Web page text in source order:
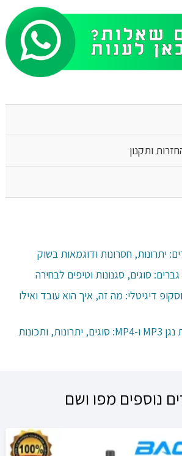
ותקנון
יתרונות, חסרונות ודוגמאות בשוק
סוגים, סגנונות וטיפים לבחירה
דיגיטלי: מה זה, איך הוא עובד ואילו
המדריך המלא לבחירת נגן MP3 ו-MP4: סוגים, יתרונות, ותכונות
נוספים מפו ושם